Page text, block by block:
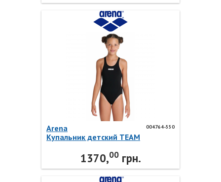
004764-550
Arena
Купальник детский TEAM
004764-550 Arena
1370,00грн.